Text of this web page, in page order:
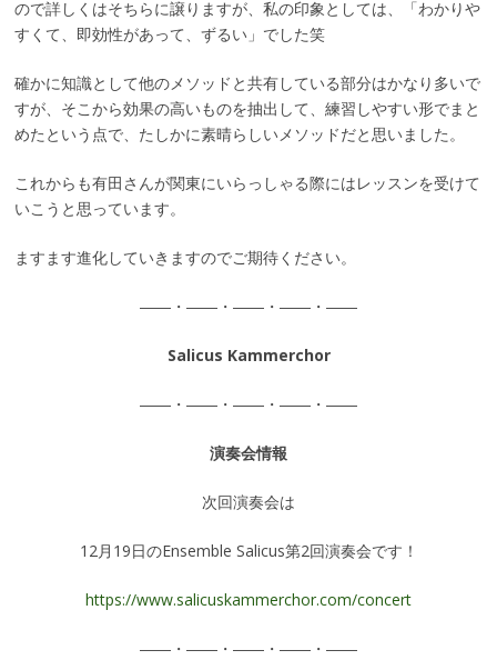
ので詳しくはそちらに譲りますが、私の印象としては、「わかりや
すくて、即効性があって、ずるい」でした笑
確かに知識として他のメソッドと共有している部分はかなり多いで
すが、そこから効果の高いものを抽出して、練習しやすい形でまと
めたという点で、たしかに素晴らしいメソッドだと思いました。
これからも有田さんが関東にいらっしゃる際にはレッスンを受けて
いこうと思っています。
ますます進化していきますのでご期待ください。
――・――・――・――・――
Salicus Kammerchor
――・――・――・――・――
演奏会情報
次回演奏会は
12月19日のEnsemble Salicus第2回演奏会です！
https://www.salicuskammerchor.com/concert
――・――・――・――・――